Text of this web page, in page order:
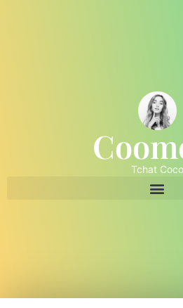
Tchat Coco